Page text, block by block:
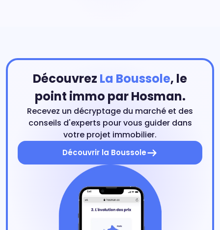
Découvrez La Boussole, le
point immo par Hosman.
Recevez un décryptage du marché et des
conseils d'experts pour vous guider dans
votre projet immobilier.
Découvrir la Boussole